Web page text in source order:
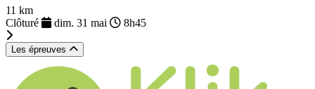
11 km
Clôturé
dim. 31 mai 8h45
Les épreuves